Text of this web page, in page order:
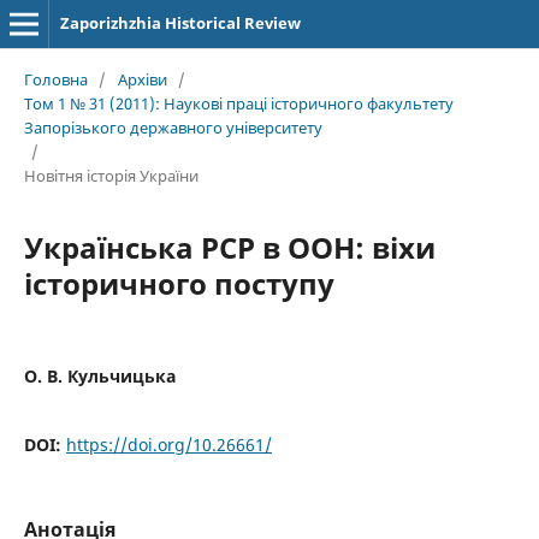
Zaporizhzhia Historical Review
Головна / Архіви /
Том 1 № 31 (2011): Наукові праці історичного факультету
Запорізького державного університету
/
Новітня історія України
Українська РСР в ООН: віхи
історичного поступу
О. В. Кульчицька
DOI: https://doi.org/10.26661/
Анотація